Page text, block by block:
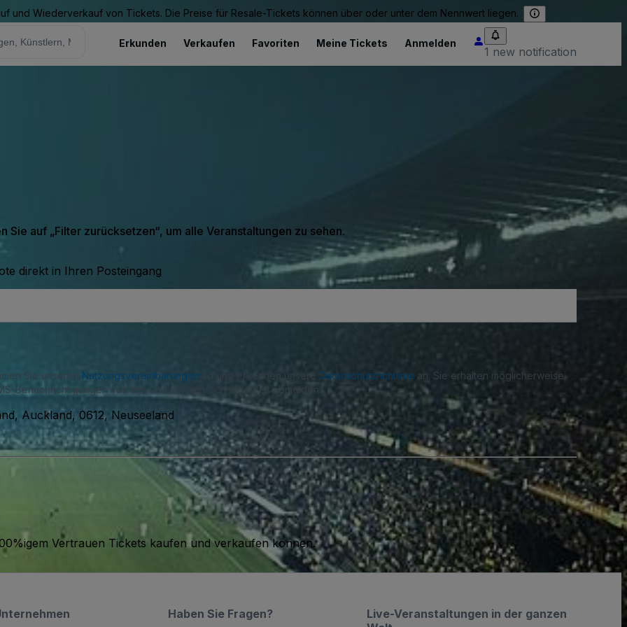
und Wiederverkauf von Tickets. Die Preise für Resale-Tickets können über oder unter dem Nennwert liegen.
Erkunden Verkaufen Favoriten Meine Tickets Anmelden
1 new notification
Sie auf „Filter zurücksetzen“, um alle Veranstaltungen zu sehen.
direkt in Ihren Posteingang
Sie unseren Nutzungsvereinbarungen zu und erkennen unsere Datenschutzrichtlinie an. Sie erhalten möglicherweise
Benachrichtigungen von uns und können sich jederzeit abmelden.
Auckland, 0612, Neuseeland
Vertrauen Tickets kaufen und verkaufen können.
Live-Veranstaltungen in der ganzen
Haben Sie Fragen?